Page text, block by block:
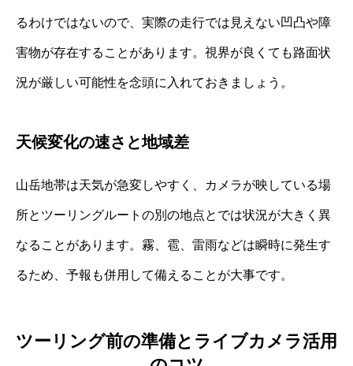
るわけではないので、実際の走行では見えない凹凸や障
害物が存在することがあります。視界が良くても路面状
況が厳しい可能性を念頭に入れておきましょう。
天候変化の速さと地域差
山岳地帯は天気が急変しやすく、カメラが映している場
所とツーリングルートの別の地点とでは状況が大きく異
なることがあります。霧、雹、雷雨などは瞬時に発生す
るため、予報も併用して備えることが大事です。
ツーリング前の準備とライブカメラ活用